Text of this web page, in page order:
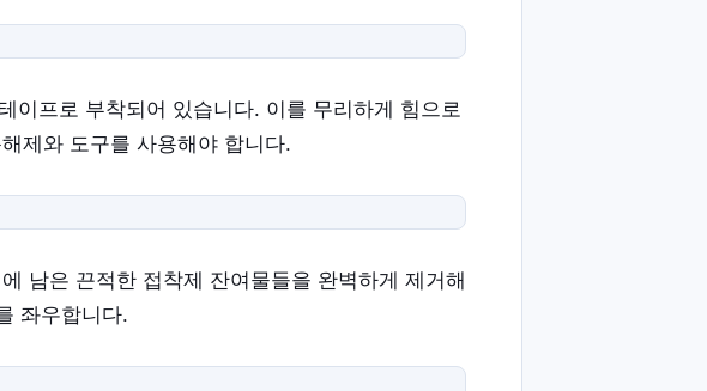
이프로 부착되어 있습니다. 이를 무리하게 힘으로
제와 도구를 사용해야 합니다.
남은 끈적한 접착제 잔여물들을 완벽하게 제거해
좌우합니다.